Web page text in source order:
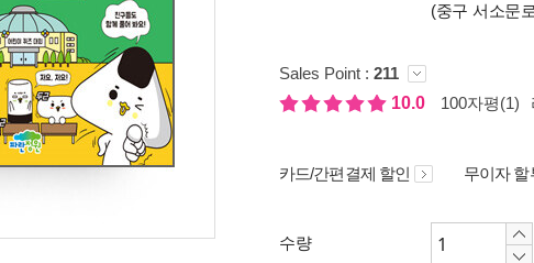
(중구 서소문
Sales Point : 211
10.0
100자평(1)
카드/간편결제 할인 무이자 할
수량